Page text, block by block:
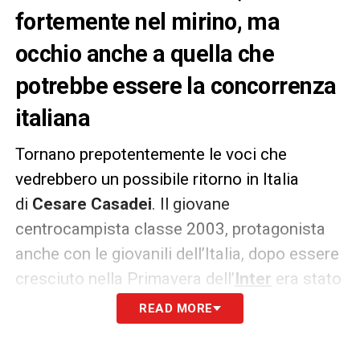
fortemente nel mirino, ma
occhio anche a quella che
potrebbe essere la concorrenza
italiana
Tornano prepotentemente le voci che
vedrebbero un possibile ritorno in Italia
di Cesare Casadei. Il giovane
centrocampista classe 2003, protagonista
anche con le giovanili dell’Italia, dopo essere
cresciuto nella Primavera dell’Inter era stato
ceduto dai nerazzurri alChelsea
cifra che ha permesso al club di fare
READ MORE